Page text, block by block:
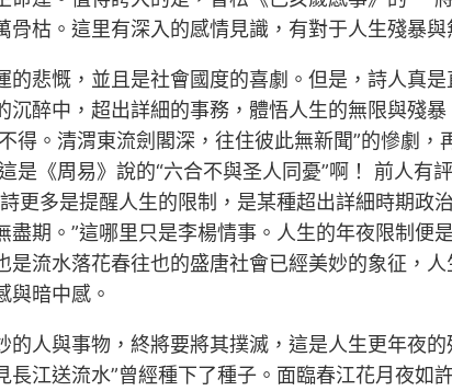
骨枯。這里有深入的感情見識，有對于人生殘暴
的悲慨，並且是社會國度的喜劇。但是，詩人真
沉醉中，超出詳細的事務，體悟人生的無限與殘
得。清渭東流劍閣深，往住彼此無新聞”的慘劇
是《周易》說的“六合不與圣人同憂”啊！ 前人
更多是提醒人生的限制，是某種超出詳細時期
盡期。”這哪里只是李楊情事。人生的年夜限制
是流水落花春往也的盛唐社會已經美妙的象征，
與暗中感。
的人與事物，終將要將其撲滅，這是人生更年夜
長江送流水”曾經種下了種子。面臨春江花月夜